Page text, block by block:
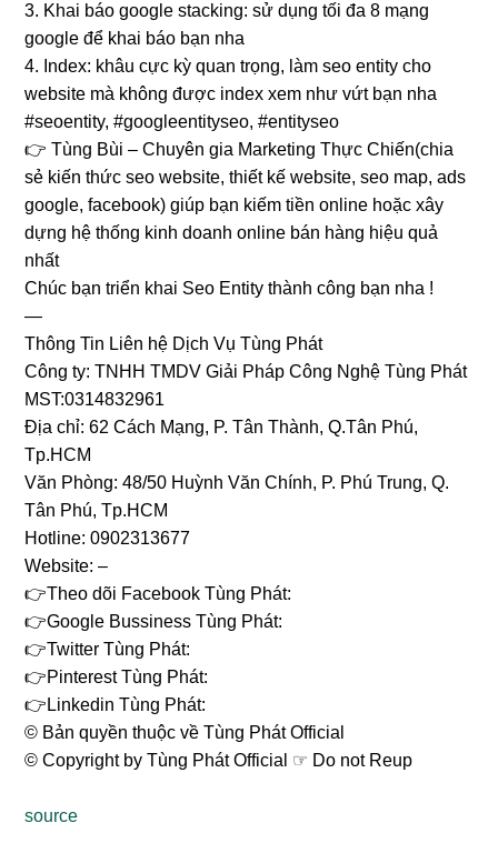
3. Khai báo google stacking: sử dụng tối đa 8 mạng
google để khai báo bạn nha
4. Index: khâu cực kỳ quan trọng, làm seo entity cho
website mà không được index xem như vứt bạn nha
#seoentity, #googleentityseo, #entityseo
👉 Tùng Bùi – Chuyên gia Marketing Thực Chiến(chia
sẻ kiến thức seo website, thiết kế website, seo map, ads
google, facebook) giúp bạn kiếm tiền online hoặc xây
dựng hệ thống kinh doanh online bán hàng hiệu quả
nhất
Chúc bạn triển khai Seo Entity thành công bạn nha !
—
Thông Tin Liên hệ Dịch Vụ Tùng Phát
Công ty: TNHH TMDV Giải Pháp Công Nghệ Tùng Phát
MST:0314832961
Địa chỉ: 62 Cách Mạng, P. Tân Thành, Q.Tân Phú,
Tp.HCM
Văn Phòng: 48/50 Huỳnh Văn Chính, P. Phú Trung, Q.
Tân Phú, Tp.HCM
Hotline: 0902313677
Website:–
👉Theo dõi Facebook Tùng Phát:
👉Google Bussiness Tùng Phát:
👉Twitter Tùng Phát:
👉Pinterest Tùng Phát:
👉Linkedin Tùng Phát:
©️ Bản quyền thuộc về Tùng Phát Official
©️ Copyright by Tùng Phát Official ☞ Do not Reup
source